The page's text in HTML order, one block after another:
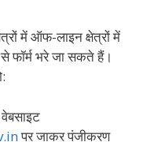
में ऑफ-लाइन क्षेत्रों में
फॉर्म भरे जा सकते हैं।
पर जाकर पंजीकरण